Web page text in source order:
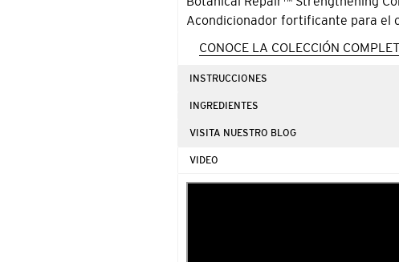
tu
compra
Acondicionador fortificante para el
CONOCE LA COLECCIÓN
INSTRUCCIONES
INGREDIENTES
VISITA NUESTRO BLOG
VIDEO